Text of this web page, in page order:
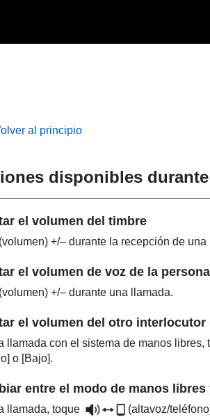
al principio
disponibles
el volumen del timbre
(volumen) +/– durante la recepción de una
el volumen de voz de la
(volumen) +/– durante una llamada.
el volumen del otro
llamada con el sistema de manos libres,
] o [Bajo].
entre el modo de manos
llamada, toque
(altavoz/